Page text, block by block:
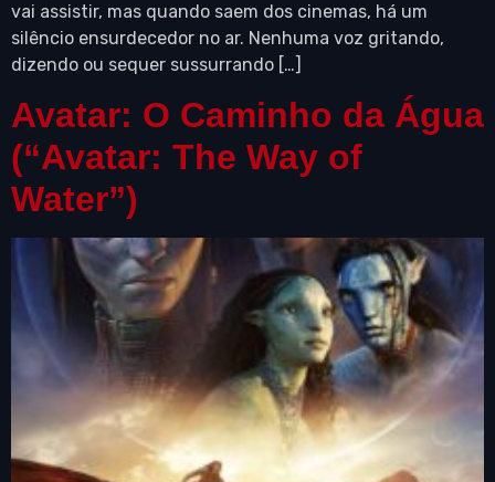
vai assistir, mas quando saem dos cinemas, há um
silêncio ensurdecedor no ar. Nenhuma voz gritando,
dizendo ou sequer sussurrando […]
Avatar: O Caminho da Água
(“Avatar: The Way of
Water”)